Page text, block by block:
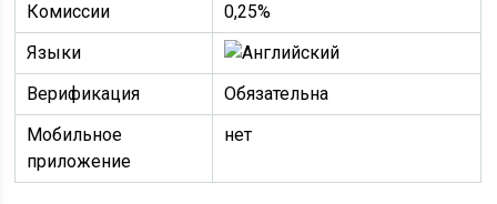
Комиссии
0,25%
Языки
Верификация
Обязательна
Мобильное
приложение
нет